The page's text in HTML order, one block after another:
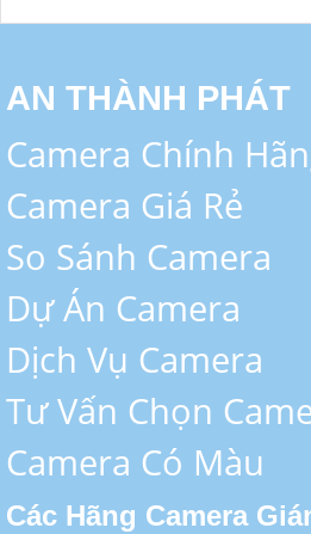
AN THÀNH PHÁT
Camera Chính
Camera Giá Rẻ
So Sánh Camera
Dự Án Camera
Dịch Vụ Camera
Tư Vấn Chọn
Camera Có Màu
Các Hãng Camera